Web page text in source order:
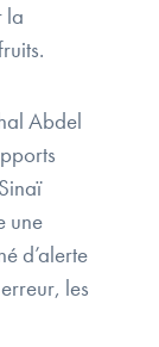
la
Abdel
une
d’alerte
les